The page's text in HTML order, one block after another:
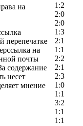
1:2
2:0
2:0
1:3
2:1
1:1
2:2
2:1
2:3
1:0
1:1
3:2
1:1
1:1
на
перепечатке
на
почты
содержание
несет
мнение